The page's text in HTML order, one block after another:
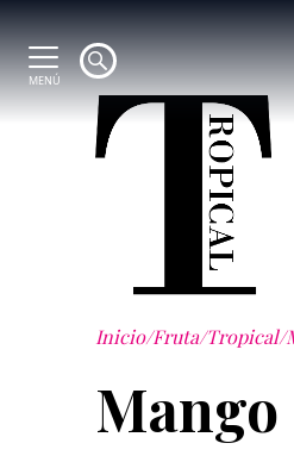
MENÚ
Inicio/Fruta/Tropical/
Mango